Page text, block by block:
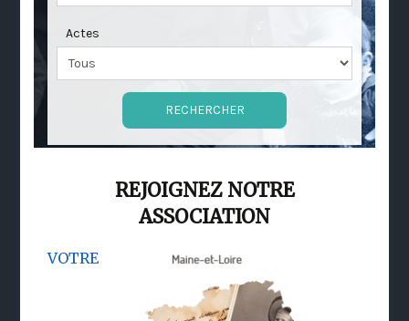
Actes
REJOIGNEZ NOTRE
ASSOCIATION
VOTRE